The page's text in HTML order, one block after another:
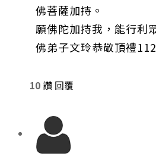
佛菩薩加持。
願佛陀加持我，能行利
佛弟子文玲恭敬頂禮
10 讚 回覆